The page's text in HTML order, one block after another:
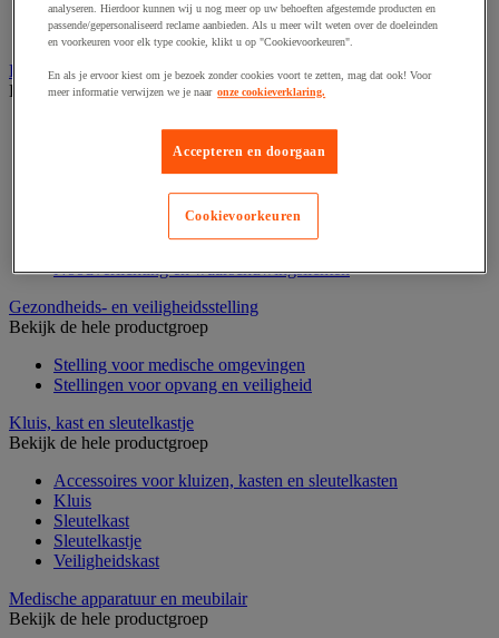
Hoek en profiel
Stootranden
Brandpreventie
Bekijk de hele productgroep
Brandbestrijding accessoires
Brandblusser hoes en steun
Noodverlichting en waarschuwingslichten
Gezondheids- en veiligheidsstelling
Bekijk de hele productgroep
Stelling voor medische omgevingen
Stellingen voor opvang en veiligheid
Kluis, kast en sleutelkastje
Bekijk de hele productgroep
Accessoires voor kluizen, kasten en sleutelkasten
Kluis
Sleutelkast
Sleutelkastje
Veiligheidskast
Medische apparatuur en meubilair
Bekijk de hele productgroep
analyseren. Hierdoor kunnen wij u nog meer op uw behoeften afgestemde producten en
passende/gepersonaliseerd reclame aanbieden. Als u meer wilt weten over de doeleinden
en voorkeuren voor elk type cookie, klikt u op "Cookievoorkeuren".
En als je ervoor kiest om je bezoek zonder cookies voort te zetten, mag dat ook! Voor
meer informatie verwijzen we je naar onze cookieverklaring.
Accepteren en doorgaan
Cookievoorkeuren